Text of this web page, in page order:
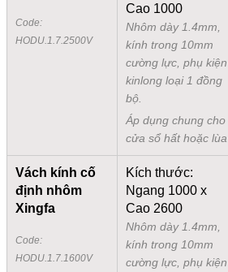
Code:
HODU.1.7.2500V
Cao 1000
Nhôm dày 1.4mm,
kính trong 10mm
cường lực, phụ kiện
kinlong loại 1 đồng
bộ.
Áp dụng chung cho
cửa sổ hất hoặc lùa
Vách kính cố
định nhôm
Xingfa
Code:
HODU.1.7.1600V
Kích thước:
Ngang 1000 x
Cao 2600
Nhôm dày 1.4mm,
kính trong 10mm
cường lực, phụ kiện